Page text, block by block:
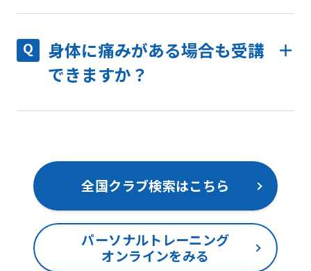
身体に痛みがある場合も受講
できますか？
全国クラブ検索はこちら
パーソナルトレーニング
オンラインをみる